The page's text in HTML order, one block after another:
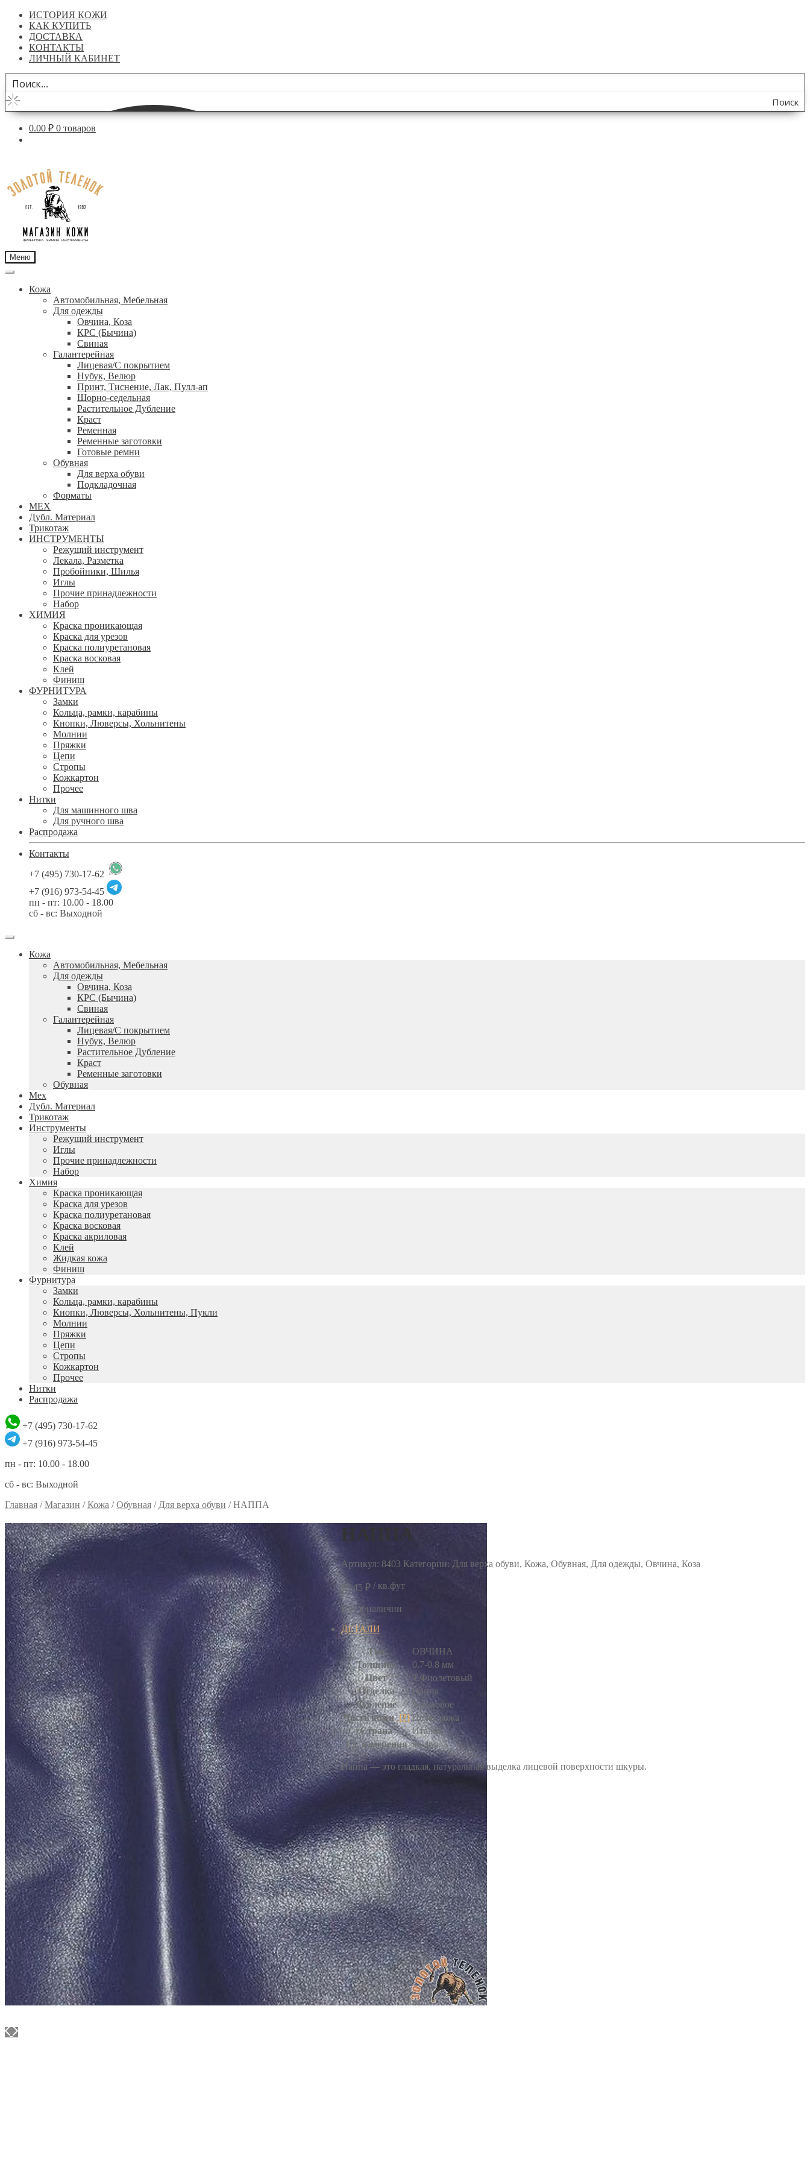
ИСТОРИЯ КОЖИ
КАК КУПИТЬ
ДОСТАВКА
КОНТАКТЫ
ЛИЧНЫЙ КАБИНЕТ
Поиск
по
0.00 ₽ 0 товаров
навигации
содержимому
Меню
Кожа
Автомобильная, Мебельная
Для одежды
Овчина, Коза
КРС (Бычина)
Свиная
Галантерейная
Лицевая/С покрытием
Нубук, Велюр
Принт, Тиснение, Лак, Пулл-ап
Шорно-седельная
Растительное Дубление
Краст
Ременная
Ременные заготовки
Готовые ремни
Обувная
Для верха обуви
Подкладочная
Форматы
МЕХ
Дубл. Материал
Трикотаж
ИНСТРУМЕНТЫ
Режущий инструмент
Лекала, Разметка
Пробойники, Шилья
Иглы
Прочие принадлежности
Набор
ХИМИЯ
Краска проникающая
Краска для урезов
Краска полиуретановая
Краска восковая
Клей
Финиш
ФУРНИТУРА
Замки
Кольца, рамки, карабины
Кнопки, Люверсы, Хольнитены
Молнии
Пряжки
Цепи
Стропы
Кожкартон
Прочее
Нитки
Для машинного шва
Для ручного шва
Распродажа
Контакты
+7 (495) 730-17-62
+7 (916) 973-54-45
пн - пт: 10.00 - 18.00
сб - вс: Выходной
Кожа
Автомобильная, Мебельная
Для одежды
Овчина, Коза
КРС (Бычина)
Свиная
Галантерейная
Лицевая/С покрытием
Нубук, Велюр
Растительное Дубление
Краст
Ременные заготовки
Обувная
Мех
Дубл. Материал
Трикотаж
Инструменты
Режущий инструмент
Иглы
Прочие принадлежности
Набор
Химия
Краска проникающая
Краска для урезов
Краска полиуретановая
Краска восковая
Краска акриловая
Клей
Жидкая кожа
Финиш
Фурнитура
Замки
Кольца, рамки, карабины
Кнопки, Люверсы, Хольнитены, Пукли
Молнии
Пряжки
Цепи
Стропы
Кожкартон
Прочее
Нитки
Распродажа
+7 (495) 730-17-62
+7 (916) 973-54-45
пн - пт: 10.00 - 18.00
сб - вс: Выходной
Главная /Магазин /Кожа /Обувная / Для верха обуви /НАППА
НАППА
Артикул: 8403 Категории: Для верха обуви, Кожа, Обувная, Для одежды, Овчина, Коза
99.45 ₽/ кв.фут
Нет в наличии
ДЕТАЛИ
Тип
ОВЧИНА
Толщина
0.7-0.8 мм
Цвет
Т.Фиолетовый
Отделка
Наппа
Дубление
Хромовое
Часть кожи[?] Целая кожа
Страна
Италия
Ед. измерения кв.фут
Наппа — это гладкая, натуральная выделка лицевой поверхности шкуры.